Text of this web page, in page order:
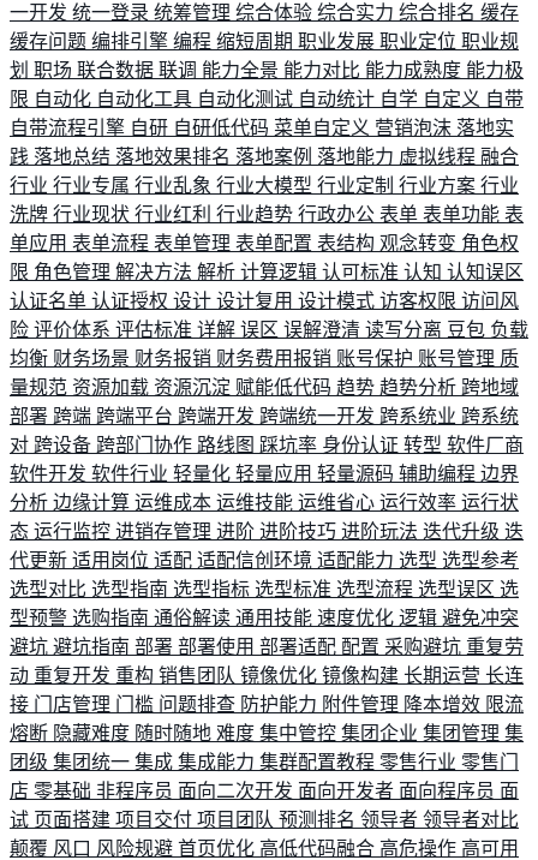
一开发 统一登录 统筹管理 综合体验 综合实力 综合排名 缓存
缓存问题 编排引擎 编程 缩短周期 职业发展 职业定位 职业规
划 职场 联合数据 联调 能力全景 能力对比 能力成熟度 能力极
限 自动化 自动化工具 自动化测试 自动统计 自学 自定义 自带
自带流程引擎 自研 自研低代码 菜单自定义 营销泡沫 落地实
践 落地总结 落地效果排名 落地案例 落地能力 虚拟线程 融合
行业 行业专属 行业乱象 行业大模型 行业定制 行业方案 行业
洗牌 行业现状 行业红利 行业趋势 行政办公 表单 表单功能 表
单应用 表单流程 表单管理 表单配置 表结构 观念转变 角色权
限 角色管理 解决方法 解析 计算逻辑 认可标准 认知 认知误区
认证名单 认证授权 设计 设计复用 设计模式 访客权限 访问风
险 评价体系 评估标准 详解 误区 误解澄清 读写分离 豆包 负载
均衡 财务场景 财务报销 财务费用报销 账号保护 账号管理 质
量规范 资源加载 资源沉淀 赋能低代码 趋势 趋势分析 跨地域
部署 跨端 跨端平台 跨端开发 跨端统一开发 跨系统业 跨系统
对 跨设备 跨部门协作 路线图 踩坑率 身份认证 转型 软件厂商
软件开发 软件行业 轻量化 轻量应用 轻量源码 辅助编程 边界
分析 边缘计算 运维成本 运维技能 运维省心 运行效率 运行状
态 运行监控 进销存管理 进阶 进阶技巧 进阶玩法 迭代升级 迭
代更新 适用岗位 适配 适配信创环境 适配能力 选型 选型参考
选型对比 选型指南 选型指标 选型标准 选型流程 选型误区 选
型预警 选购指南 通俗解读 通用技能 速度优化 逻辑 避免冲突
避坑 避坑指南 部署 部署使用 部署适配 配置 采购避坑 重复劳
动 重复开发 重构 销售团队 镜像优化 镜像构建 长期运营 长连
接 门店管理 门槛 问题排查 防护能力 附件管理 降本增效 限流
熔断 隐藏难度 随时随地 难度 集中管控 集团企业 集团管理 集
团级 集团统一 集成 集成能力 集群配置教程 零售行业 零售门
店 零基础 非程序员 面向二次开发 面向开发者 面向程序员 面
试 页面搭建 项目交付 项目团队 预测排名 领导者 领导者对比
颠覆 风口 风险规避 首页优化 高低代码融合 高危操作 高可用